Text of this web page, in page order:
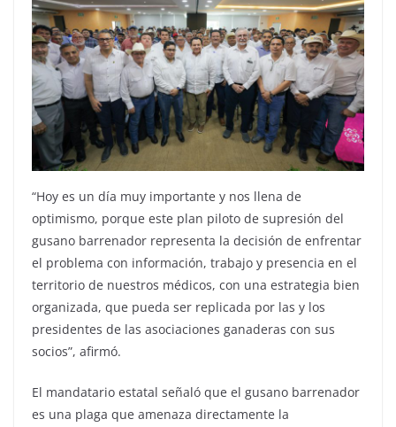
“Hoy es un día muy importante y nos llena de
optimismo, porque este plan piloto de supresión del
gusano barrenador representa la decisión de enfrentar
el problema con información, trabajo y presencia en el
territorio de nuestros médicos, con una estrategia bien
organizada, que pueda ser replicada por las y los
presidentes de las asociaciones ganaderas con sus
socios”, afirmó.
El mandatario estatal señaló que el gusano barrenador
es una plaga que amenaza directamente la